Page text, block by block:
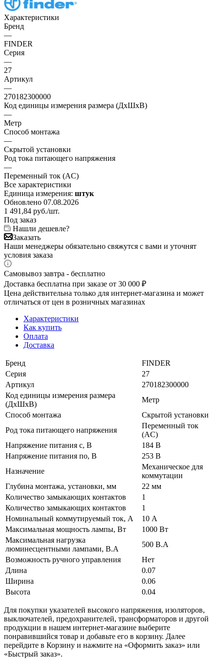
Характеристики
Бренд
—
FINDER
Серия
—
27
Артикул
—
270182300000
Код единицы измерения размера (ДхШхВ)
—
Метр
Способ монтажа
—
Скрытой установки
Род тока питающего напряжения
—
Переменный ток (AC)
Все характеристики
Единица измерения: штук
Обновлено 07.08.2026
1 491,84 руб./шт.
Под заказ
Нашли дешевле?
Заказать
Наши менеджеры обязательно свяжутся с вами и уточнят
условия заказа
Самовывоз завтра - бесплатно
Доставка бесплатна при заказе от 30 000 ₽
Цена действительна только для интернет-магазина и может
отличаться от цен в розничных магазинах
Характеристики
Как купить
Оплата
Доставка
Бренд
FINDER
Серия
27
Артикул
270182300000
Код единицы измерения размера
(ДхШхВ)
Метр
Способ монтажа
Скрытой установки
Род тока питающего напряжения
Переменный ток
(AC)
Напряжение питания с, В
184 В
Напряжение питания по, В
253 В
Назначение
Механическое для
коммутации
Глубина монтажа, установки, мм
22 мм
Количество замыкающих контактов
1
Количество замыкающих контактов
1
Номинальный коммутируемый ток, А
10 А
Максимальная мощность лампы, Вт
1000 Вт
Максимальная нагрузка
люминесцентными лампами, В.А
500 В.А
Возможность ручного управления
Нет
Длина
0.07
Ширина
0.06
Высота
0.04
Для покупки указателей высокого напряжения, изоляторов,
выключателей, предохранителей, трансформаторов и другой
продукции в нашем интернет-магазине выберите
понравившийся товар и добавьте его в корзину. Далее
перейдите в Корзину и нажмите на «Оформить заказ» или
«Быстрый заказ».